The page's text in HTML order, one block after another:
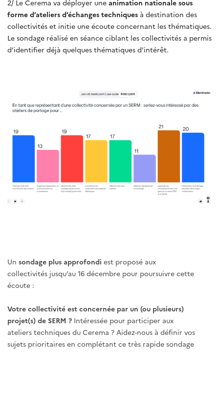
2/ Le Cerema va déployer une animation nationale sous
forme d’ateliers d’échanges techniques à destination des
collectivités et initie une écoute concernant les thématiques.
Le sondage réalisé en séance ciblant les collectivités a permis
d’identifier déjà quelques thématiques d’intérêt.
Un sondage plus approfondi est proposé aux
collectivités jusqu’au 16 décembre pour poursuivre cette
écoute :
Votre collectivité est concernée par un (ou plusieurs)
projet(s) de SERM ? Intéressée pour participer aux
ateliers techniques du Cerema ? Aidez-nous à définir vos
sujets prioritaires en complétant ce très rapide sondage